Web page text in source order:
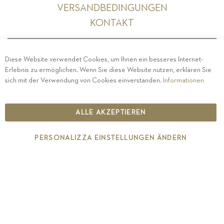
VERSANDBEDINGUNGEN
KONTAKT
PRIVACY-IMPRESSUM- COOKIE POLICY-
ETHISCHER KODEX
IT00126670215
Diese Website verwendet Cookies, um Ihnen ein besseres Internet-
Erlebnis zu ermöglichen. Wenn Sie diese Website nutzen, erklären Sie
sich mit der Verwendung von Cookies einverstanden. Informationen
ALLE AKZEPTIEREN
PERSONALIZZA EINSTELLUNGEN ÄNDERN